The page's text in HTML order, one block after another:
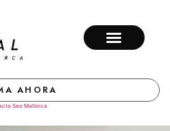
AHORA
Seo Mallorca